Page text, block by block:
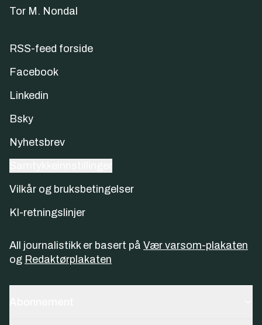
Tor M. Nondal
RSS-feed forside
Facebook
Linkedin
Bsky
Nyhetsbrev
Vilkår og bruksbetingelser
KI-retningslinjer
All journalistikk er basert på Vær varsom-plakaten
og Redaktørplakaten